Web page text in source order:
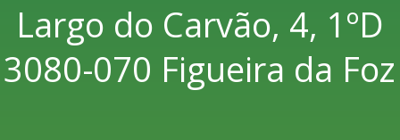
Largo do Carvão, 4, 1ºD
3080-070 Figueira da Foz